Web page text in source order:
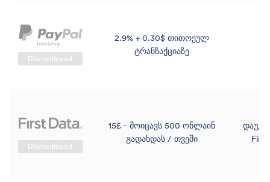
Discontinued
2.9% + 0.30$ თითოეულ
ტრანზაქციაზე
Discontinued
15£ - მოიცავს 500 ონლაინ
გადახდას / თვეში